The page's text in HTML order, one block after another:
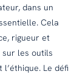
dans un
Cela
rigueur et
sur les outils
Le défi